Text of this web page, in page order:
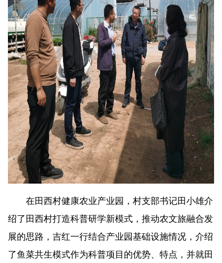
在田西村健康农业产业园，村支部书记田小雄介
绍了田西村打造科普研学新模式，推动农文旅融合发
展的思路，吉红一行结合产业园基础设施情况，介绍
了鱼菜共生模式作为科普项目的优势、特点，并就田